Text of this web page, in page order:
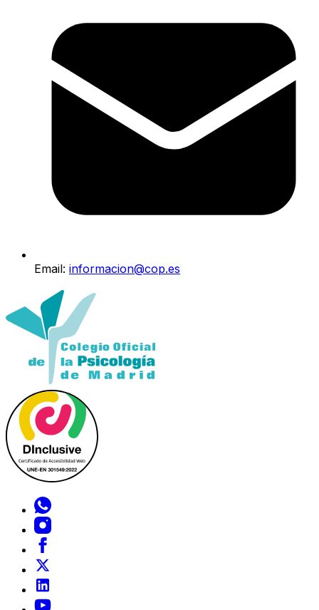
Email: informacion@cop.es